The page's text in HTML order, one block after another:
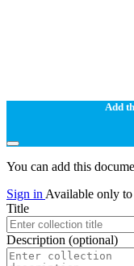
Add
You can add this
Sign in Available only to
Title
Description (optional)